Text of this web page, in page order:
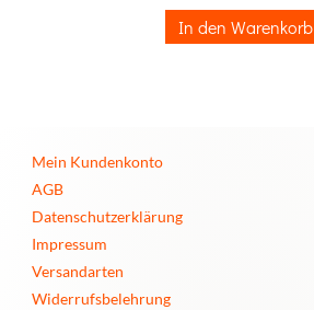
In den Warenkorb
Mein Kundenkonto
AGB
Datenschutzerklärung
Impressum
Versandarten
Widerrufsbelehrung